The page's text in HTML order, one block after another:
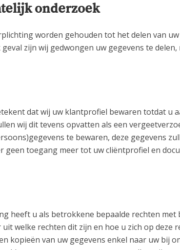
onderzoek
worden gehouden tot het delen van
zijn wij gedwongen uw gegevens te
dat wij uw klantprofiel bewaren totdat u
wij dit tevens opvatten als een
te bewaren, deze gegevens
toegang meer tot uw cliëntprofiel en
heeft u als betrokkene bepaalde rechten
welke rechten dit zijn en hoe u zich op deze
van uw gegevens enkel naar uw bij